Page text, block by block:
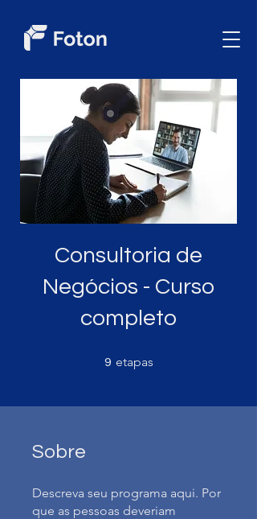
Consultoria de
Negócios - Curso
completo
9 etapas
Sobre
Descreva seu programa aqui. Por
que as pessoas deveriam